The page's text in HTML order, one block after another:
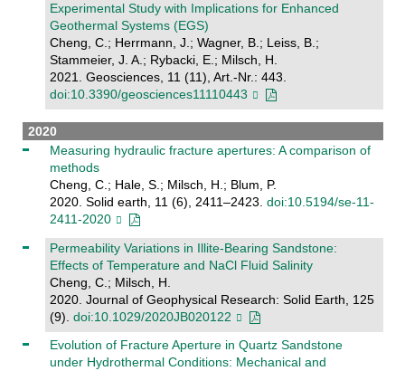
Experimental Study with Implications for Enhanced
Geothermal Systems (EGS)
Cheng, C.; Herrmann, J.; Wagner, B.; Leiss, B.;
Stammeier, J. A.; Rybacki, E.; Milsch, H.
2021. Geosciences, 11 (11), Art.-Nr.: 443.
doi:10.3390/geosciences11110443
2020
Measuring hydraulic fracture apertures: A comparison of
methods
Cheng, C.; Hale, S.; Milsch, H.; Blum, P.
2020. Solid earth, 11 (6), 2411–2423. doi:10.5194/se-11-
2411-2020
Permeability Variations in Illite‐Bearing Sandstone:
Effects of Temperature and NaCl Fluid Salinity
Cheng, C.; Milsch, H.
2020. Journal of Geophysical Research: Solid Earth, 125
(9). doi:10.1029/2020JB020122
Evolution of Fracture Aperture in Quartz Sandstone
under Hydrothermal Conditions: Mechanical and